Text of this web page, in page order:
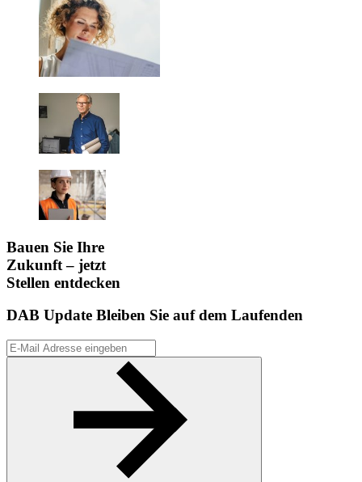
Bauen Sie Ihre
Zukunft – jetzt
Stellen entdecken
DAB Update Bleiben Sie auf dem Laufenden